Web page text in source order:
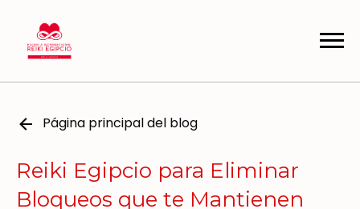
Página principal del blog
Reiki Egipcio para Eliminar
Bloqueos que te Mantienen